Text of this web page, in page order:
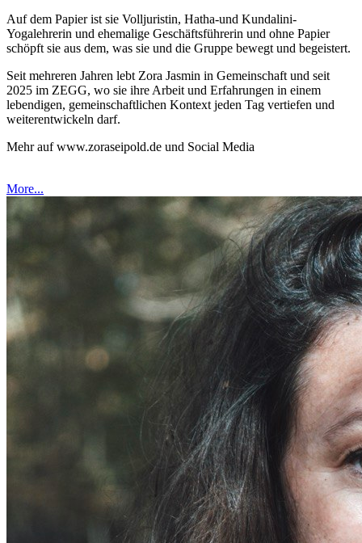
Auf dem Papier ist sie Volljuristin, Hatha-und Kundalini-
Yogalehrerin und ehemalige Geschäftsführerin und ohne Papier
schöpft sie aus dem, was sie und die Gruppe bewegt und begeistert.
Seit mehreren Jahren lebt Zora Jasmin in Gemeinschaft und seit
2025 im ZEGG, wo sie ihre Arbeit und Erfahrungen in einem
lebendigen, gemeinschaftlichen Kontext jeden Tag vertiefen und
weiterentwickeln darf.
Mehr auf www.zoraseipold.de und Social Media
More...